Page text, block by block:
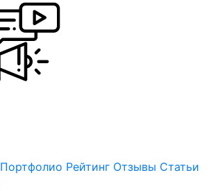
Портфолио Рейтинг Отзывы Статьи